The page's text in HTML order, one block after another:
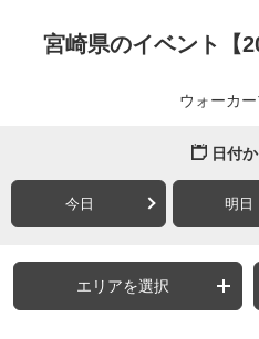
宮崎県のイベント【
ウォーカ
日付
今日 明日
エリアを選択